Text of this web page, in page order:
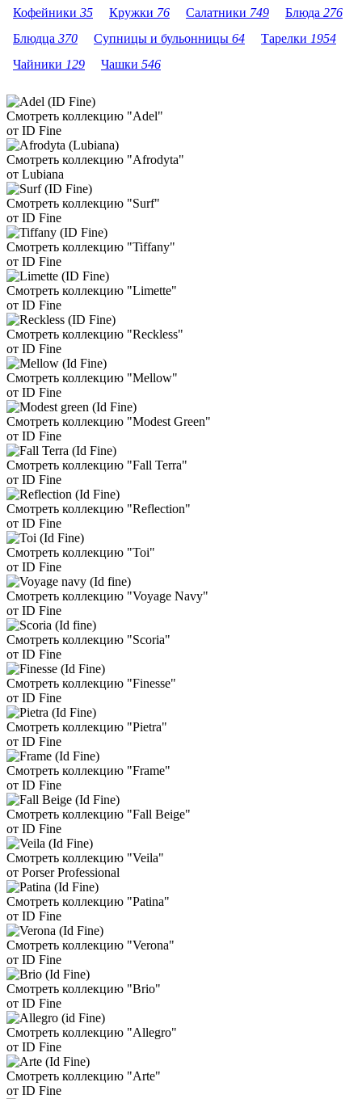
Кофейники 35 Кружки 76 Салатники 749 Блюда 276
Блюдца 370 Супницы и бульонницы 64 Тарелки 1954
Чайники 129 Чашки 546
Смотреть коллекцию "Adel"
от ID Fine
Смотреть коллекцию "Afrodyta"
от Lubiana
Смотреть коллекцию "Surf"
от ID Fine
Смотреть коллекцию "Tiffany"
от ID Fine
Смотреть коллекцию "Limette"
от ID Fine
Смотреть коллекцию "Reckless"
от ID Fine
Смотреть коллекцию "Mellow"
от ID Fine
Смотреть коллекцию "Modest Green"
от ID Fine
Смотреть коллекцию "Fall Terra"
от ID Fine
Смотреть коллекцию "Reflection"
от ID Fine
Смотреть коллекцию "Toi"
от ID Fine
Смотреть коллекцию "Voyage Navy"
от ID Fine
Смотреть коллекцию "Scoria"
от ID Fine
Смотреть коллекцию "Finesse"
от ID Fine
Смотреть коллекцию "Pietra"
от ID Fine
Смотреть коллекцию "Frame"
от ID Fine
Смотреть коллекцию "Fall Beige"
от ID Fine
Смотреть коллекцию "Veila"
от Porser Professional
Смотреть коллекцию "Patina"
от ID Fine
Смотреть коллекцию "Verona"
от ID Fine
Смотреть коллекцию "Brio"
от ID Fine
Смотреть коллекцию "Allegro"
от ID Fine
Смотреть коллекцию "Arte"
от ID Fine